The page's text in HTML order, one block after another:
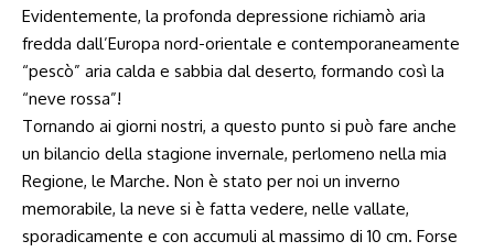
Evidentemente, la profonda depressione richiamò aria
fredda dall’Europa nord-orientale e contemporaneamente
“pescò” aria calda e sabbia dal deserto, formando così la
“neve rossa”!
Tornando ai giorni nostri, a questo punto si può fare anche
un bilancio della stagione invernale, perlomeno nella mia
Regione, le Marche. Non è stato per noi un inverno
memorabile, la neve si è fatta vedere, nelle vallate,
sporadicamente e con accumuli al massimo di 10 cm. Forse